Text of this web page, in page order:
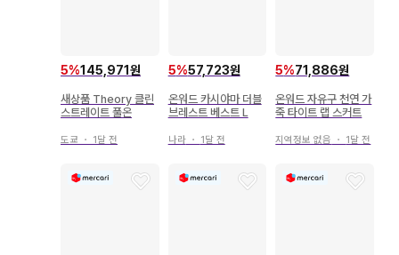
5%145,971원
새상품 Theory 클린
스트레이트 풀온
도쿄 ・ 1달 전
5%57,723원
온워드 카시야마 더블
브레스트 베스트 L
나라・ 1달 전
5%71,886원
온워드 자유구 천연 가
죽 타이트 랩 스커트
지역정보 없음 ・ 1달 전